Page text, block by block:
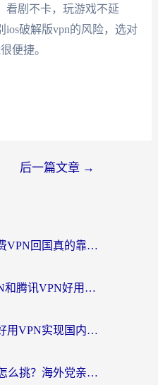
看剧不卡，玩游戏不延
破解版vpn的风险，选对
便捷。
后一篇文章 →
海外党必看：电脑免费VPN回国真的靠谱吗？附实测对比与最优方案指南
海外党必看：ChickCN和腾讯VPN好用吗？3招选对回国加速器，告别地区限制
海外党必看：如何选好用VPN实现国内资源无缝访问？从越南到全球都适用
从法国回国内的VPN怎么挑？海外党亲测：稳定、多端、安全才是关键